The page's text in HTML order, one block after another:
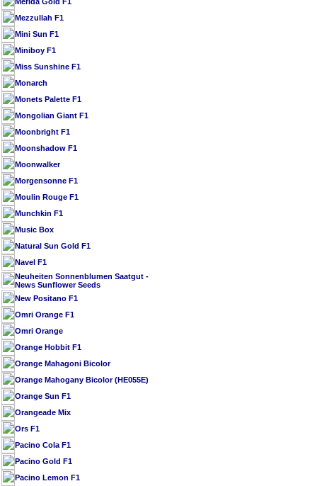
Mezzullah F1
Mini Sun F1
Miniboy F1
Miss Sunshine F1
Monarch
Monets Palette F1
Mongolian Giant F1
Moonbright F1
Moonshadow F1
Moonwalker
Morgensonne F1
Moulin Rouge F1
Munchkin F1
Music Box
Natural Sun Gold F1
Navel F1
Neuheiten Sonnenblumen Saatgut -
News Sunflower Seeds
New Positano F1
Omri Orange F1
Omri Orange
Orange Hobbit F1
Orange Mahagoni Bicolor
Orange Mahogany Bicolor (HE055E)
Orange Sun F1
Orangeade Mix
Ors F1
Pacino Cola F1
Pacino Gold F1
Pacino Lemon F1